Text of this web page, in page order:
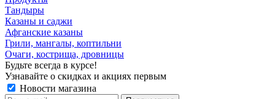
Тандыры
Казаны и саджи
Афганские казаны
Грили, мангалы, коптильни
Очаги, кострища, дровницы
Будьте всегда в курсе!
Узнавайте о скидках и акциях первым
Новости магазина